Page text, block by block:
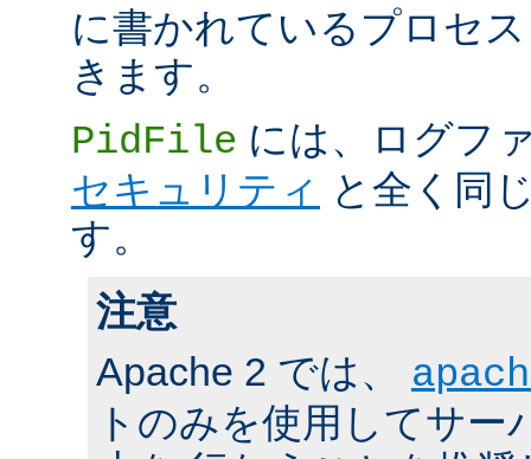
に書かれているプロセ
きます。
PidFile には、ログフ
セキュリティ と全く同
す。
注意
Apache 2 では、
トのみを使用してサー